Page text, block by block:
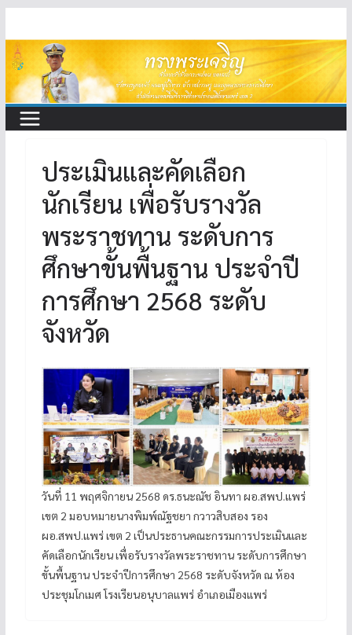
to
content
ประเมินและคัดเลือก
นักเรียน เพื่อรับรางวัล
พระราชทาน ระดับการ
ศึกษาขั้นพื้นฐาน ประจำปี
การศึกษา 2568 ระดับ
จังหวัด
วันที่ 11 พฤศจิกายน 2568 ดร.ธนะณัช อินทา ผอ.สพป.แพร่
เขต 2 มอบหมายนางพิมพ์ณัฐชยา กวาวสิบสอง รอง
ผอ.สพป.แพร่ เขต 2 เป็นประธานคณะกรรมการประเมินและ
คัดเลือกนักเรียน เพื่อรับรางวัลพระราชทาน ระดับการศึกษา
ขั้นพื้นฐาน ประจำปีการศึกษา 2568 ระดับจังหวัด ณ ห้อง
ประชุมโกเมศ โรงเรียนอนุบาลแพร่ อำเภอเมืองแพร่